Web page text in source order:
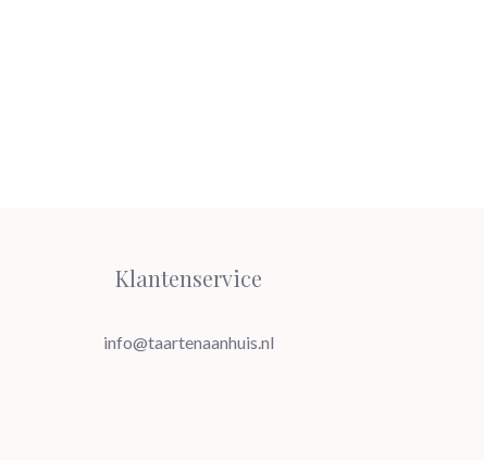
Klantenservice
info@taartenaanhuis.nl